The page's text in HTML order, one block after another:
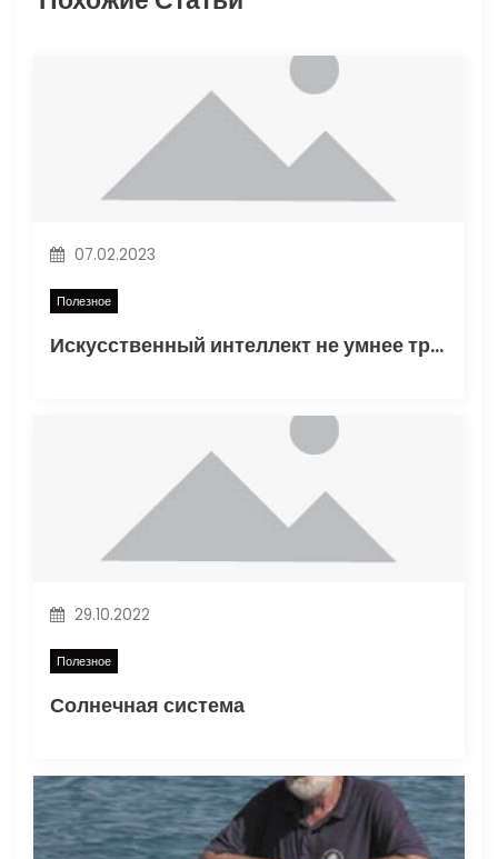
я
п
и
07.02.2023
Полезное
Искусственный интеллект не умнее трехлетнего ребенка
29.10.2022
Полезное
Солнечная система